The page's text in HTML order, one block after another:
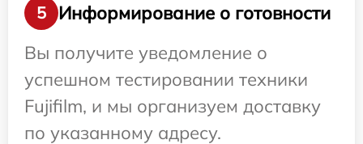
5
Информирование о готовности
Вы получите уведомление о
успешном тестировании техники
Fujifilm, и мы организуем доставку
по указанному адресу.